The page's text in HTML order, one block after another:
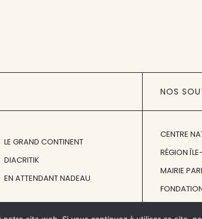
LE GRAND CONTINENT
DIACRITIK
EN ATTENDANT NADEAU
NOS
CENTRE
RÉGION
MAIRIE